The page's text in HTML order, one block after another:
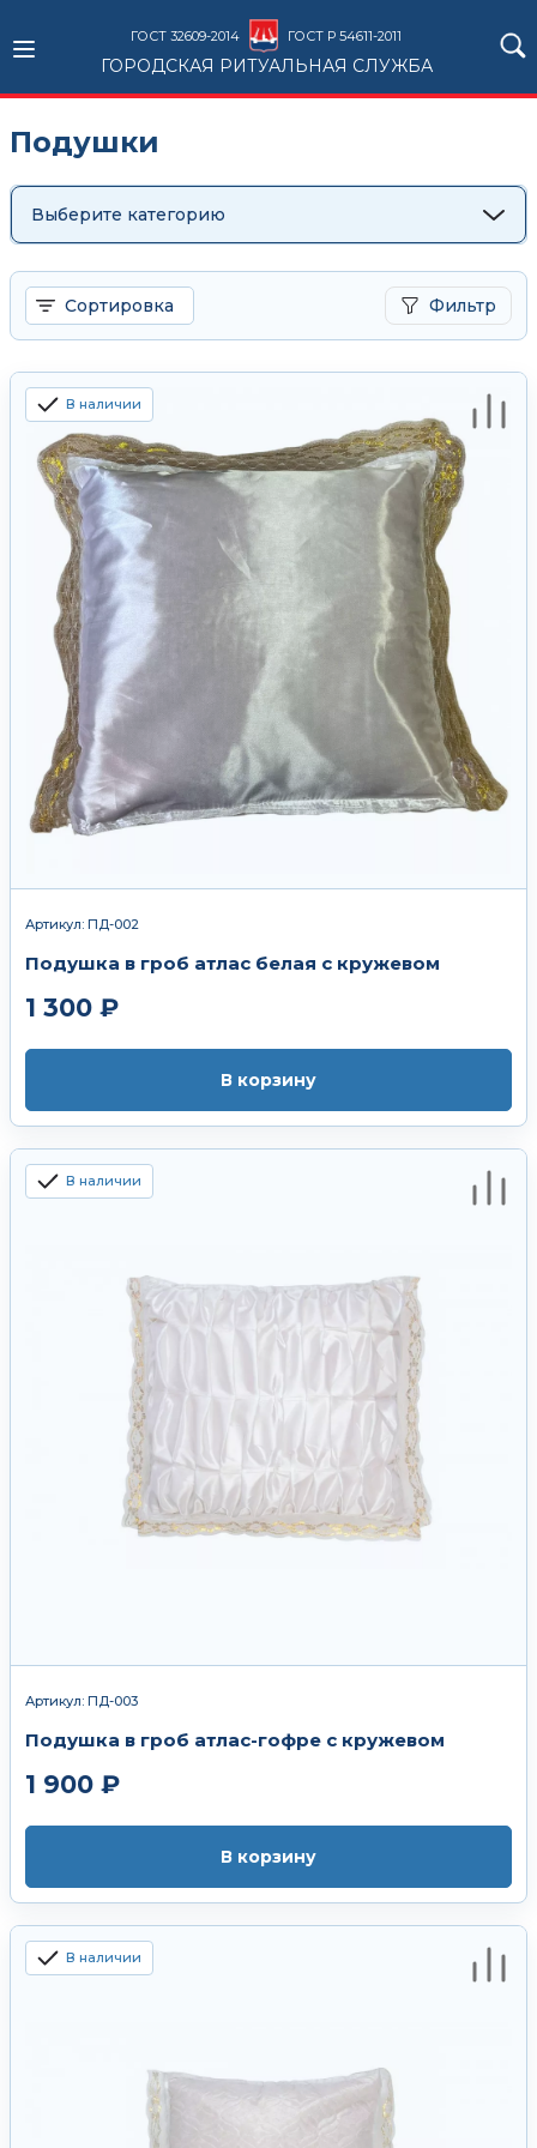
ГОСТ 32609-2014 ГОСТ Р 54611-2011
ГОРОДСКАЯ РИТУАЛЬНАЯ СЛУЖБА
Подушки
Выберите категорию
Сортировка Фильтр
В наличии
Артикул: ПД-002
Подушка в гроб атлас белая с кружевом
1 300 ₽
В корзину
В наличии
Артикул: ПД-003
Подушка в гроб атлас-гофре с кружевом
1 900 ₽
В корзину
В наличии